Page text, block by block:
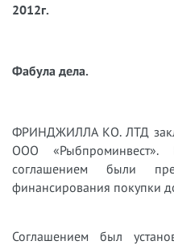
2012г.
Фабула дела.
ФРИНДЖИЛЛА КО. ЛТД
ООО
соглашением были
финансирования покупки
Соглашением был